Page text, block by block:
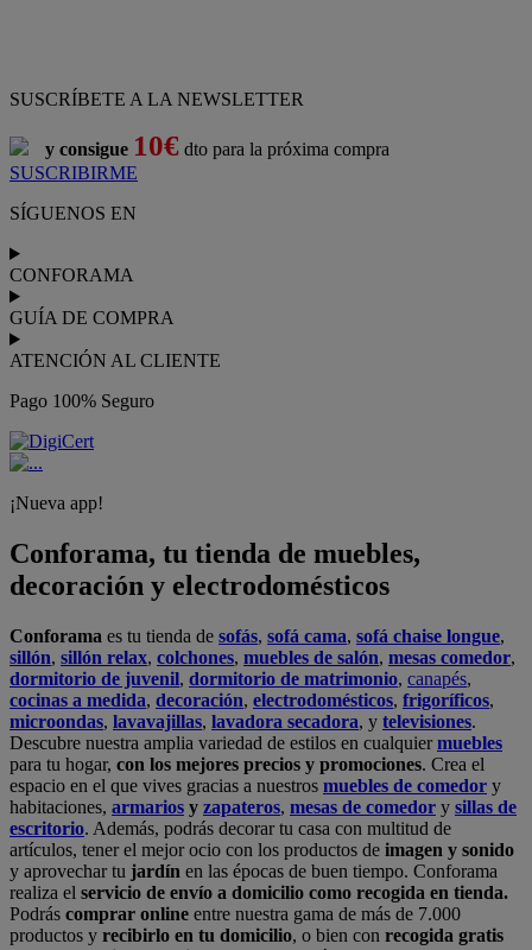
SUSCRÍBETE A LA NEWSLETTER
y consigue 10€ dto para la próxima compra
SUSCRIBIRME
SÍGUENOS EN
CONFORAMA
GUÍA DE COMPRA
ATENCIÓN AL CLIENTE
Pago 100% Seguro
¡Nueva app!
Conforama, tu tienda de muebles,
decoración y electrodomésticos
Conforama es tu tienda de sofás, sofá cama, sofá chaise longue,
sillón, sillón relax, colchones, muebles de salón, mesas comedor,
dormitorio de juvenil, dormitorio de matrimonio, canapés,
cocinas a medida, decoración, electrodomésticos, frigoríficos,
microondas, lavavajillas, lavadora secadora, y televisiones.
Descubre nuestra amplia variedad de estilos en cualquiermuebles
para tu hogar, con los mejores precios y promociones. Crea el
espacio en el que vives gracias a nuestros muebles de comedor y
habitaciones, armarios y zapateros, mesas de comedor y sillas de
escritorio. Además, podrás decorar tu casa con multitud de
artículos, tener el mejor ocio con los productos de imagen y sonido
y aprovechar tu jardín en las épocas de buen tiempo. Conforama
realiza el servicio de envío a domicilio como recogida en tienda.
Podrás comprar online entre nuestra gama de más de 7.000
productos y recibirlo en tu domicilio, o bien con recogida gratis